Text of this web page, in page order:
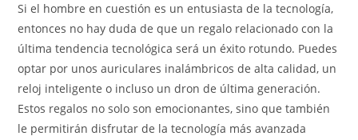
Si el hombre en cuestión es un entusiasta de la tecnología,
entonces no hay duda de que un regalo relacionado con la
última tendencia tecnológica será un éxito rotundo. Puedes
optar por unos auriculares inalámbricos de alta calidad, un
reloj inteligente o incluso un dron de última generación.
Estos regalos no solo son emocionantes, sino que también
le permitirán disfrutar de la tecnología más avanzada